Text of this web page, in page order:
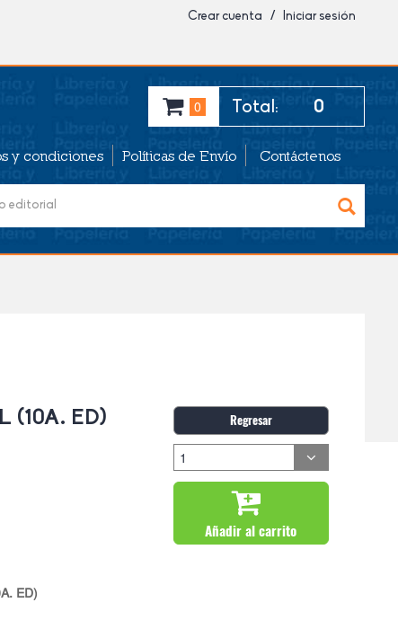
Crear cuenta / Iniciar sesión
0 Total: 0
y condiciones Políticas de Envío Contáctenos
(10A. ED)
ED)
Regresar
Añadir al carrito